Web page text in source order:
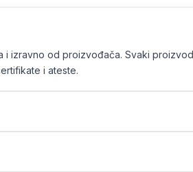
i izravno od proizvođača. Svaki
i ateste.